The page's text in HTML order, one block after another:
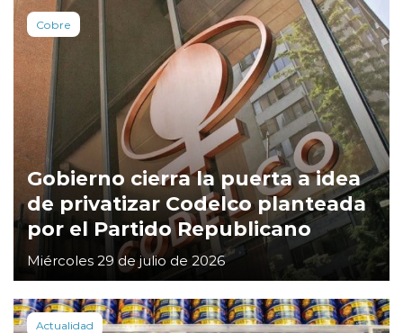
Cobre
Gobierno cierra la puerta a idea
de privatizar Codelco planteada
por el Partido Republicano
Miércoles 29 de julio de 2026
Actualidad